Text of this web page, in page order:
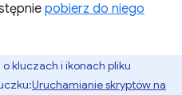
pobierz do niego
kluczach i ikonach pliku
Uruchamianie skryptów na